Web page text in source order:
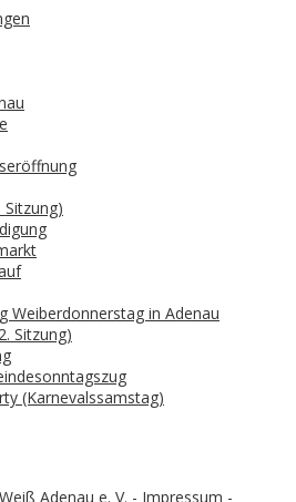
Sitzung)
Weiberdonnerstag in Adenau
Sitzung)
(Karnevalssamstag)
Adenau e. V. - Impressum -